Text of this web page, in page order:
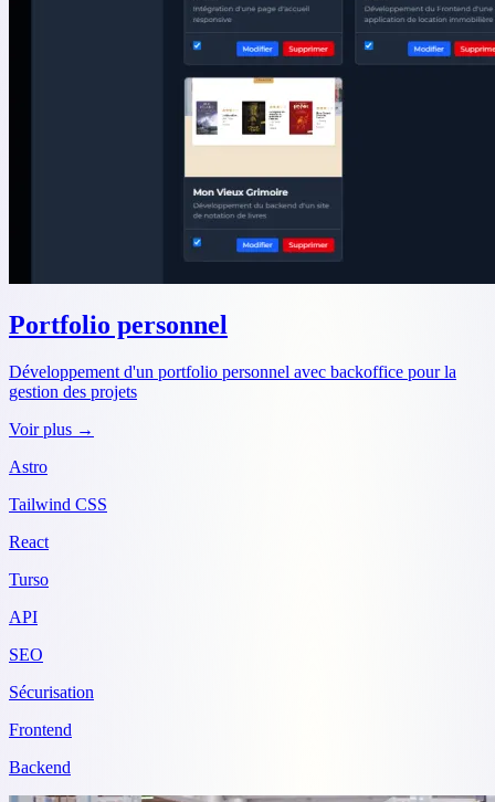
Portfolio personnel
Développement d'un portfolio personnel avec backoffice pour la
gestion des projets
Voir plus →
Astro
Tailwind CSS
React
Turso
API
SEO
Sécurisation
Frontend
Backend